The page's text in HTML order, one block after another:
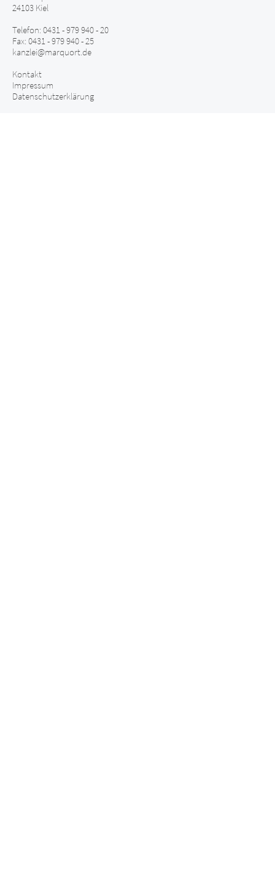
24103 Kiel
Telefon: 0431 - 979 940 - 20
Fax: 0431 - 979 940 - 25
kanzlei@marquort.de
Kontakt
Impressum
Datenschutzerklärung